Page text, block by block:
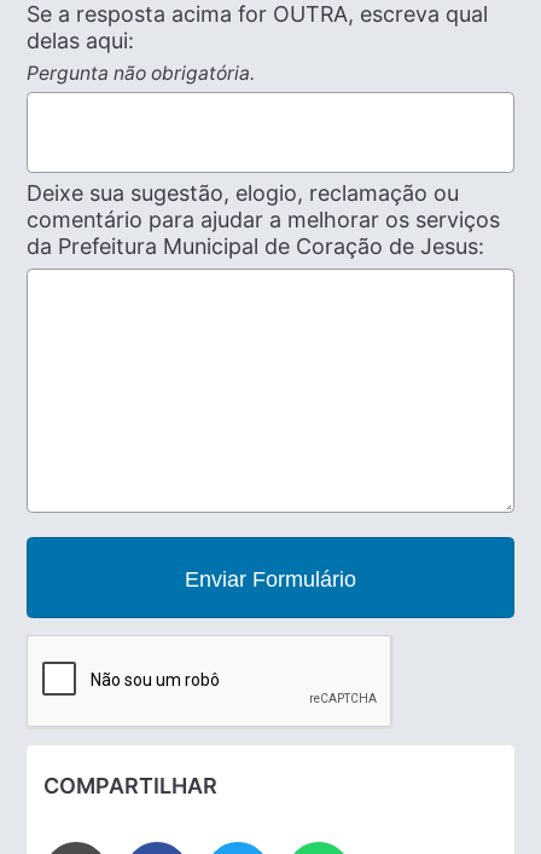
Se a resposta acima for OUTRA, escreva qual
delas aqui:
Pergunta não obrigatória.
Deixe sua sugestão, elogio, reclamação ou
comentário para ajudar a melhorar os serviços
da Prefeitura Municipal de Coração de Jesus:
Enviar Formulário
COMPARTILHAR